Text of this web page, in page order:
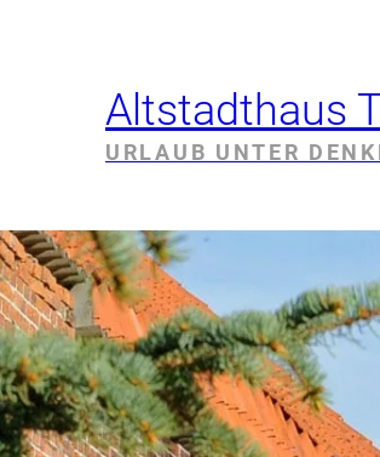
Altstadthaus
URLAUB UNTER